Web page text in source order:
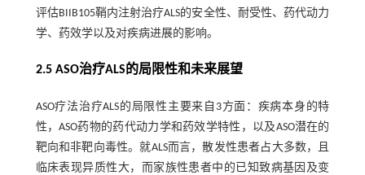
评估BIIB105鞘内注射治疗ALS的安全性、耐受性、药代动力
学、药效学以及对疾病进展的影响。
2.5 ASO治疗ALS的局限性和未来展望
ASO疗法治疗ALS的局限性主要来自3方面：疾病本身的特
性，ASO药物的药代动力学和药效学特性，以及ASO潜在的
靶向和非靶向毒性。就ALS而言，散发性患者占大多数，且
临床表现异质性大，而家族性患者中的已知致病基因及变